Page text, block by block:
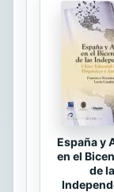
España y
en el
de